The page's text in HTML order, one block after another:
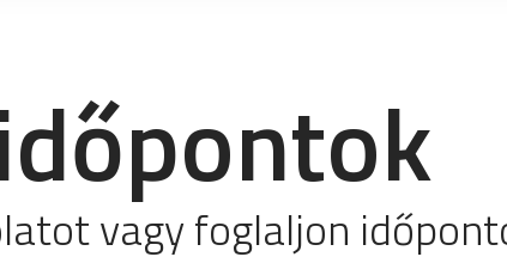
vagy foglaljon